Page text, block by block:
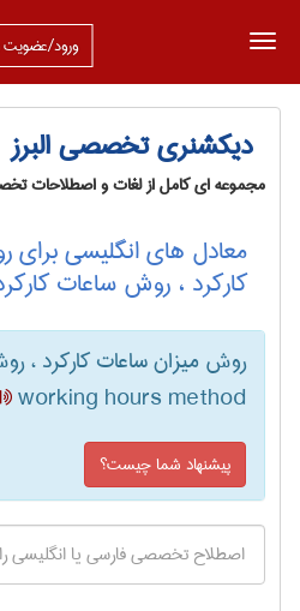
ورود/عضویت
دیکشنری تخصصی البرز
مجموعه ای کامل از لغات و اصطلاحات
معادل های انگلیسی
کارکرد ، روش ساعات
روش میزان ساعات کارکرد ،
working hours method
پیشنهاد شما چیست؟